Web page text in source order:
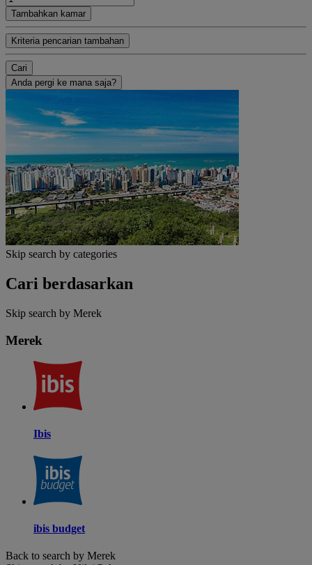
Tambahkan kamar
Kriteria pencarian tambahan
Cari
Anda pergi ke mana saja?
Skip search by categories
Cari berdasarkan
Skip search by Merek
Merek
Ibis
ibis budget
Back to search by Merek